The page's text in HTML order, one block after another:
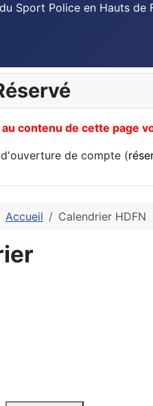
Sport Police en Hauts de
contenu de cette page
de compte (
Accueil Calendrier HDFN